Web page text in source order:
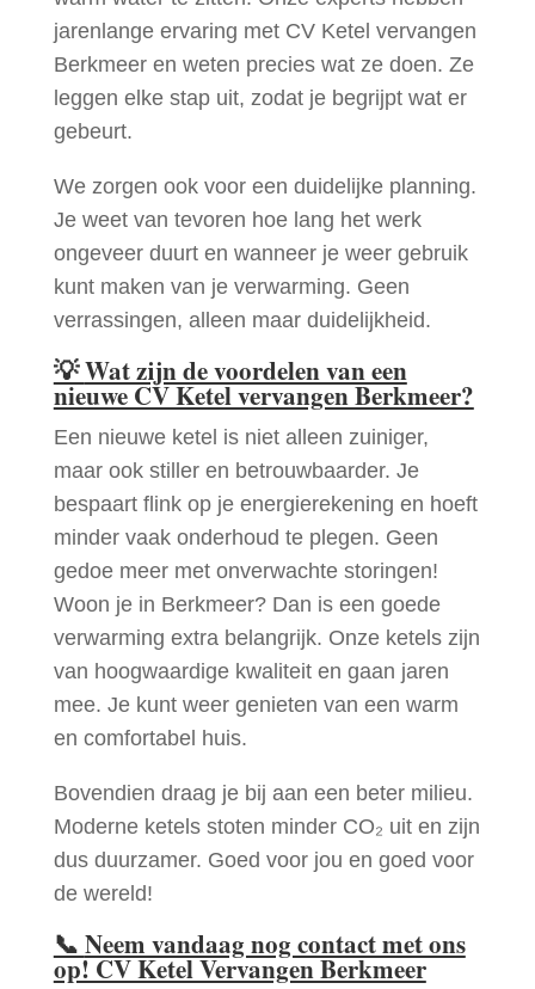
jarenlange ervaring met CV Ketel vervangen
Berkmeer en weten precies wat ze doen. Ze
leggen elke stap uit, zodat je begrijpt wat er
gebeurt.
We zorgen ook voor een duidelijke planning.
Je weet van tevoren hoe lang het werk
ongeveer duurt en wanneer je weer gebruik
kunt maken van je verwarming. Geen
verrassingen, alleen maar duidelijkheid.
💡Wat zijn de voordelen van een
nieuwe CV Ketel vervangen Berkmeer?
Een nieuwe ketel is niet alleen zuiniger,
maar ook stiller en betrouwbaarder. Je
bespaart flink op je energierekening en hoeft
minder vaak onderhoud te plegen. Geen
gedoe meer met onverwachte storingen!
Woon je in Berkmeer? Dan is een goede
verwarming extra belangrijk. Onze ketels zijn
van hoogwaardige kwaliteit en gaan jaren
mee. Je kunt weer genieten van een warm
en comfortabel huis.
Bovendien draag je bij aan een beter milieu.
Moderne ketels stoten minder CO₂ uit en zijn
dus duurzamer. Goed voor jou en goed voor
de wereld!
📞 Neem vandaag nog contact met ons
op! CV Ketel Vervangen Berkmeer